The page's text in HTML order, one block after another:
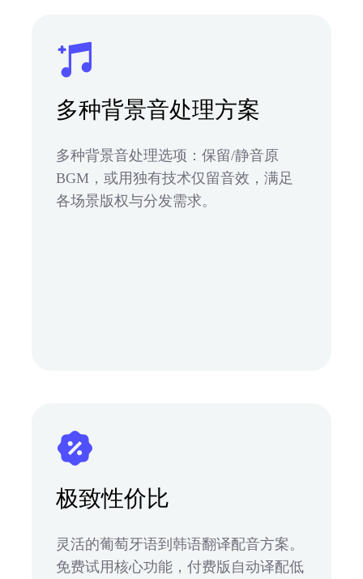
多种背景音处理方案
多种背景音处理选项：保留/静音原
BGM，或用独有技术仅留音效，满足
各场景版权与分发需求。
极致性价比
灵活的葡萄牙语到韩语翻译配音方案。
免费试用核心功能，付费版自动译配低